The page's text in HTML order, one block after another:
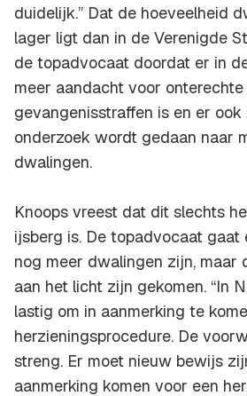
duidelijk.” Dat de hoeveelheid
lager ligt dan in de Verenigde
de topadvocaat doordat er in
meer aandacht voor onterechte
gevangenisstraffen is en er
onderzoek wordt gedaan naar
dwalingen.
Knoops vreest dat dit slechts
ijsberg is. De topadvocaat gaat
nog meer dwalingen zijn, maar
aan het licht zijn gekomen. “In
lastig om in aanmerking te
herzieningsprocedure. De
streng. Er moet nieuw bewijs
aanmerking komen voor een